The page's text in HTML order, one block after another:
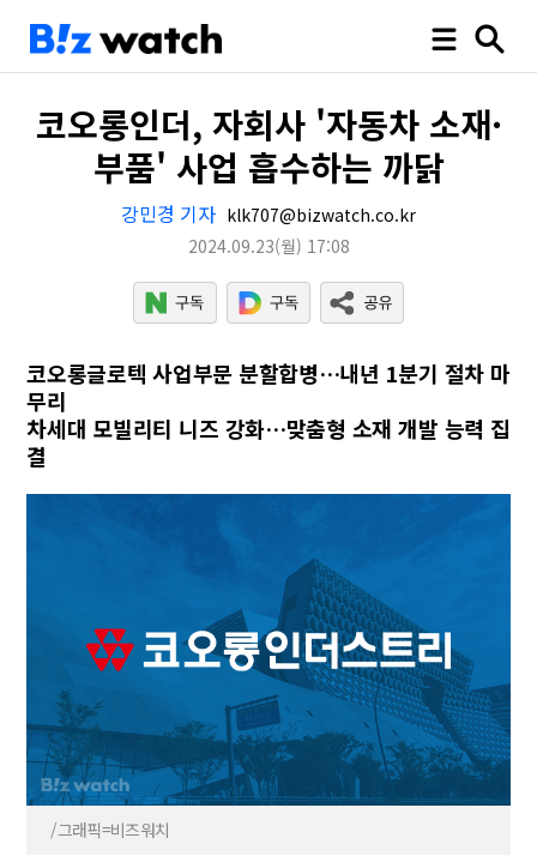
코오롱인더, 자회사 '자동차 소재·
부품' 사업 흡수하는 까닭
강민경 기자 klk707@bizwatch.co.kr
2024.09.23(월) 17:08
코오롱글로텍 사업부문 분할합병…내년 1분기 절차 마
무리
차세대 모빌리티 니즈 강화…맞춤형 소재 개발 능력 집
결
/그래픽=비즈워치